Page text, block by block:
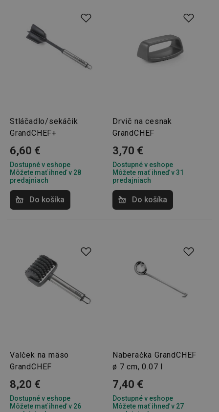
Stláčadlo/sekáčik
GrandCHEF+
6,60 €
Dostupné v eshope
Môžete mať ihneď v 28
predajniach
Do košíka
Drvič na cesnak
GrandCHEF
3,70 €
Dostupné v eshope
Môžete mať ihneď v 31
predajniach
Do košíka
Valček na mäso
GrandCHEF
8,20 €
Dostupné v eshope
Môžete mať ihneď v 26
Naberačka GrandCHEF
ø 7 cm, 0.07 l
7,40 €
Dostupné v eshope
Môžete mať ihneď v 27
Twitter Inc.
.smartadserver.com
www.tescoma.sk
SERVERID
Technologies LLC
.clickonometrics.pl
Cookies
www.tescoma.sk